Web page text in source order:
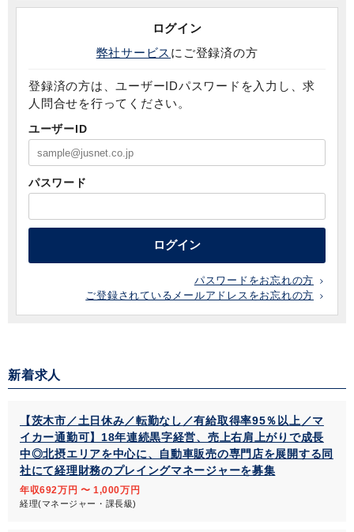
ログイン
弊社サービス にご登録済の方
登録済の方は、ユーザーIDパスワードを入力し、求
人問合せを行ってください。
ユーザーID
パスワード
ログイン
パスワードをお忘れの方
ご登録されているメールアドレスをお忘れの方
新着求人
【茨木市／土日休み／転勤なし／有給取得率95％以上／マ
イカー通勤可】18年連続黒字経営、売上右肩上がりで成長
中◎北摂エリアを中心に、自動車販売の専門店を展開する同
社にて経理財務のプレイングマネージャーを募集
年収692万円 〜 1,000万円
経理(マネージャー・課長級)